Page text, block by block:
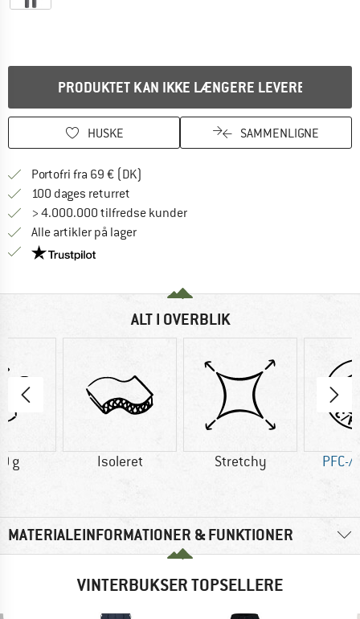
PRODUKTET KAN IKKE LÆNGERE LEVERES
HUSKE SAMMENLIGNE
Portofri fra 69 € (DK)
100 dages returret
> 4.000.000 tilfredse kunder
Alle artikler på lager
Vi er Trustpilot-certificeret - oplysningerne får du
ALT I OVERBLIK
g Isoleret Stretchy PFC-/
MATERIALEINFORMATIONER & FUNKTIONER
VINTERBUKSER TOPSELLERE